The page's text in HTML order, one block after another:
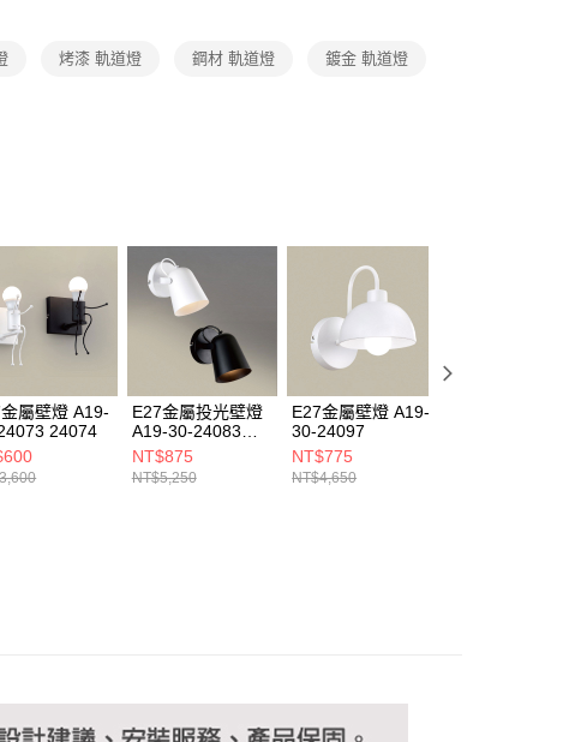
買商品的店家。未經商家同意取消之訂單仍視為有效，需透過AFTEE
權轉讓予恩沛科技股份有限公司。
關於個人資料處理事宜，請瀏覽以下網址：
aftee.tw/terms/#terms3
未成年的使用者請事先徵得法定代理人或監護人之同意方可使用
先享後付」，若未經同意申辦者引起之損失，本公司不負相關責
使用「AFTEE先享後付」時，將依據個別帳號之用戶狀況，依本公司
審查核予不同之上限額度；若仍有額度不足之情形，本公司將視審查
請求用戶進行身份認證。
嚴禁一人註冊多個帳號或使用他人資訊註冊。若發現惡意使用之情
恩沛科技股份有限公司將有權停止該用戶之使用額度並採取法律行
烤漆 軌道燈 鋼材 軌道燈 鍍金 軌道燈
屬壁燈 A19-
24074
E27金屬投光壁燈
A19-30-24083
24086
NT$875
NT$5,250
E27金屬壁燈 A19-
30-24097
NT$775
NT$4,650